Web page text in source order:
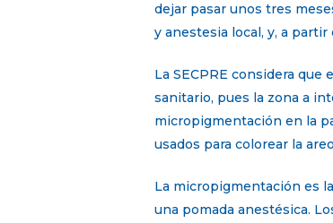
dejar pasar unos tres
y anestesia local, y, a
La SECPRE considera
sanitario, pues la zona a
micropigmentación en la
usados para colorear la
La micropigmentación es
una pomada anestésica.